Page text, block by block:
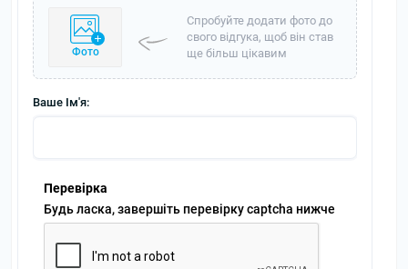
Фото
Спробуйте додати фото до
свого відгука, щоб він став
ще більш цікавим
Ваше Ім'я:
Перевірка
Будь ласка, завершіть перевірку captcha нижче